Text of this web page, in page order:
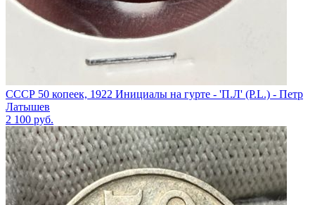
СССР 50 копеек, 1922 Инициалы на гурте - 'П.Л' (P.L.) - Петр
Латышев
2 100 руб.